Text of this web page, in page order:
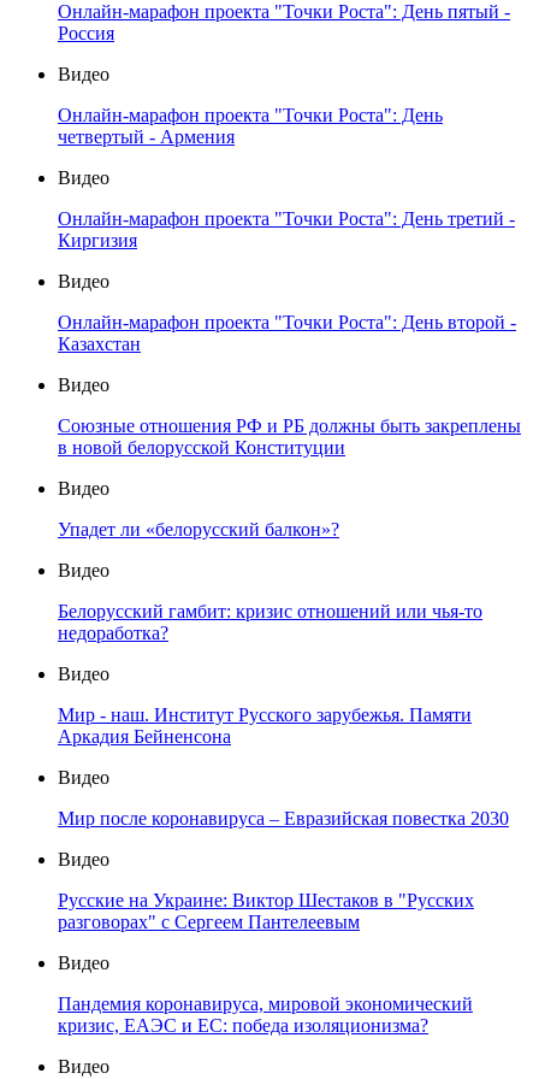
Онлайн-марафон проекта "Точки Роста": День пятый -
Россия
Видео
Онлайн-марафон проекта "Точки Роста": День
четвертый - Армения
Видео
Онлайн-марафон проекта "Точки Роста": День третий -
Киргизия
Видео
Онлайн-марафон проекта "Точки Роста": День второй -
Казахстан
Видео
Союзные отношения РФ и РБ должны быть закреплены
в новой белорусской Конституции
Видео
Упадет ли «белорусский балкон»?
Видео
Белорусский гамбит: кризис отношений или чья-то
недоработка?
Видео
Мир - наш. Институт Русского зарубежья. Памяти
Аркадия Бейненсона
Видео
Мир после коронавируса – Евразийская повестка 2030
Видео
Русские на Украине: Виктор Шестаков в "Русских
разговорах" с Сергеем Пантелеевым
Видео
Пандемия коронавируса, мировой экономический
кризис, ЕАЭС и ЕС: победа изоляционизма?
Видео